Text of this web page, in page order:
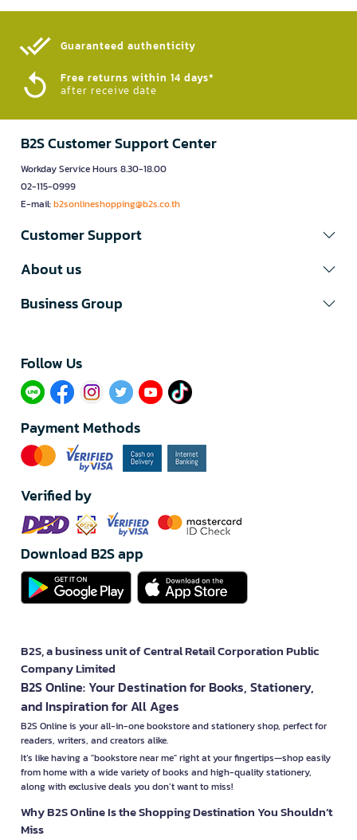
Guaranteed authenticity​
Free returns within 14 days*
after receive date
B2S Customer Support Center
Workday Service Hours 8.30-18.00
02-115-0999
E-mail:b2sonlineshopping@b2s.co.th
Customer Support
About us
Business Group
Follow Us​
Payment Methods
Verified by
Download B2S app
B2S, a business unit of Central Retail Corporation Public
Company Limited
B2S Online: Your Destination for Books, Stationery,
and Inspiration for All Ages
B2S Online is your all-in-one bookstore and stationery shop, perfect for
readers, writers, and creators alike.
It’s like having a "bookstore near me" right at your fingertips—shop easily
from home with a wide variety of books and high-quality stationery,
along with exclusive deals you don’t want to miss!
Why B2S Online Is the Shopping Destination You Shouldn’t
Miss